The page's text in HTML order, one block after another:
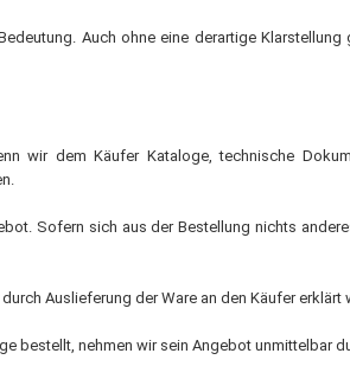
Auch ohne eine derartige
dem Käufer Kataloge, technische
Sofern sich aus der Bestellung nichts
Auslieferung der Ware an den Käufer erklärt
bestellt, nehmen wir sein Angebot unmittelbar